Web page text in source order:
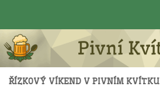
ŘÍZKOVÝ VÍKEND V PIVNÍM KVÍTKU